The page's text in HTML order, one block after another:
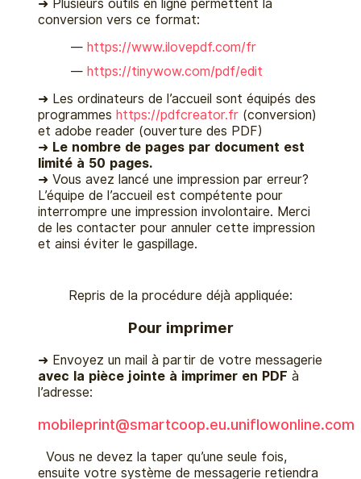
➜ Plusieurs outils en ligne permettent la
conversion vers ce format:
https://www.ilovepdf.com/fr
https://tinywow.com/pdf/edit
➜ Les ordinateurs de l’accueil sont équipés des
programmes https://pdfcreator.fr (conversion)
et adobe reader (ouverture des PDF)
➜ Le nombre de pages par document est
limité à 50 pages.
➜ Vous avez lancé une impression par erreur?
L’équipe de l’accueil est compétente pour
interrompre une impression involontaire. Merci
de les contacter pour annuler cette impression
et ainsi éviter le gaspillage.
Repris de la procédure déjà appliquée:
Pour imprimer
➜ Envoyez un mail à partir de votre messagerie
avec la pièce jointe à imprimer en PDF à
l’adresse:
mobileprint@smartcoop.eu.uniflowonline.com
Vous ne devez la taper qu’une seule fois,
ensuite votre système de messagerie retiendra